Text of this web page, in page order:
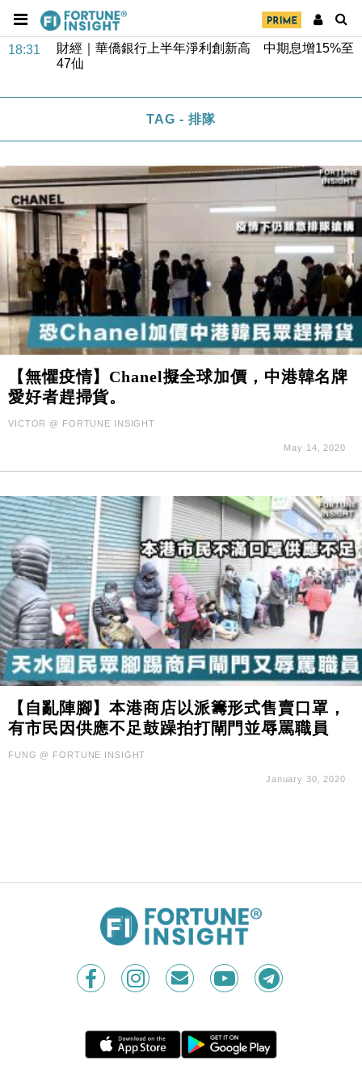
18:31
財經｜華僑銀行上半年淨利創新高 中期息增15%至
47仙
本地｜假冒內地執法人員要求交「保證金」 43歲女子
損失近6900萬元
財經｜日經失守6.5萬點後回穩 全周仍升近2%
15:47
財經｜恒隆10月換帥 玩具「反」斗城亞洲CEO蔡德
粦接任
15:11
財經｜韓股反覆波動收跌 連挫7周創逾3年最長跌勢
13:44
財經｜內地7月美元計價出口增近24%勝預期 貿易順
差達1125億美元
12:44
財經｜日本春季三度入市撐日圓 4月單日斥6.28萬億
日圓干預創新高
11:12
國際｜特朗普料美伊戰事快結束 承認部分彈藥庫存緊
張
司
財經｜華僑銀行上半年淨利創新高 中期息增15%至
17:33
及消費表現
16:47
本地｜假冒內地執法人員要求交「保證金」 43歲女子
損失近6900萬元
16:05
財經｜日經失守6.5萬點後回穩 全周仍升近2%
15:47
財經｜恒隆10月換帥 玩具「反」斗城亞洲CEO蔡德
粦接任
15:11
財經｜韓股反覆波動收跌 連挫7周創逾3年最長跌勢
13:44
差達1125億美元
12:44
財經｜日本春季三度入市撐日圓 4月單日斥6.28萬億
日圓干預創新高
國際｜特朗普料美伊戰事快結束 承認部分彈藥庫存緊
TAG - 排隊
【無懼疫情】Chanel擬全球加價，中港韓名牌
愛好者趕掃貨。
VICTOR @ FORTUNE INSIGHT
May 14, 2020
【自亂陣腳】本港商店以派籌形式售賣口罩，
有市民因供應不足鼓躁拍打閘門並辱罵職員
FUNG @ FORTUNE INSIGHT
January 30, 2020